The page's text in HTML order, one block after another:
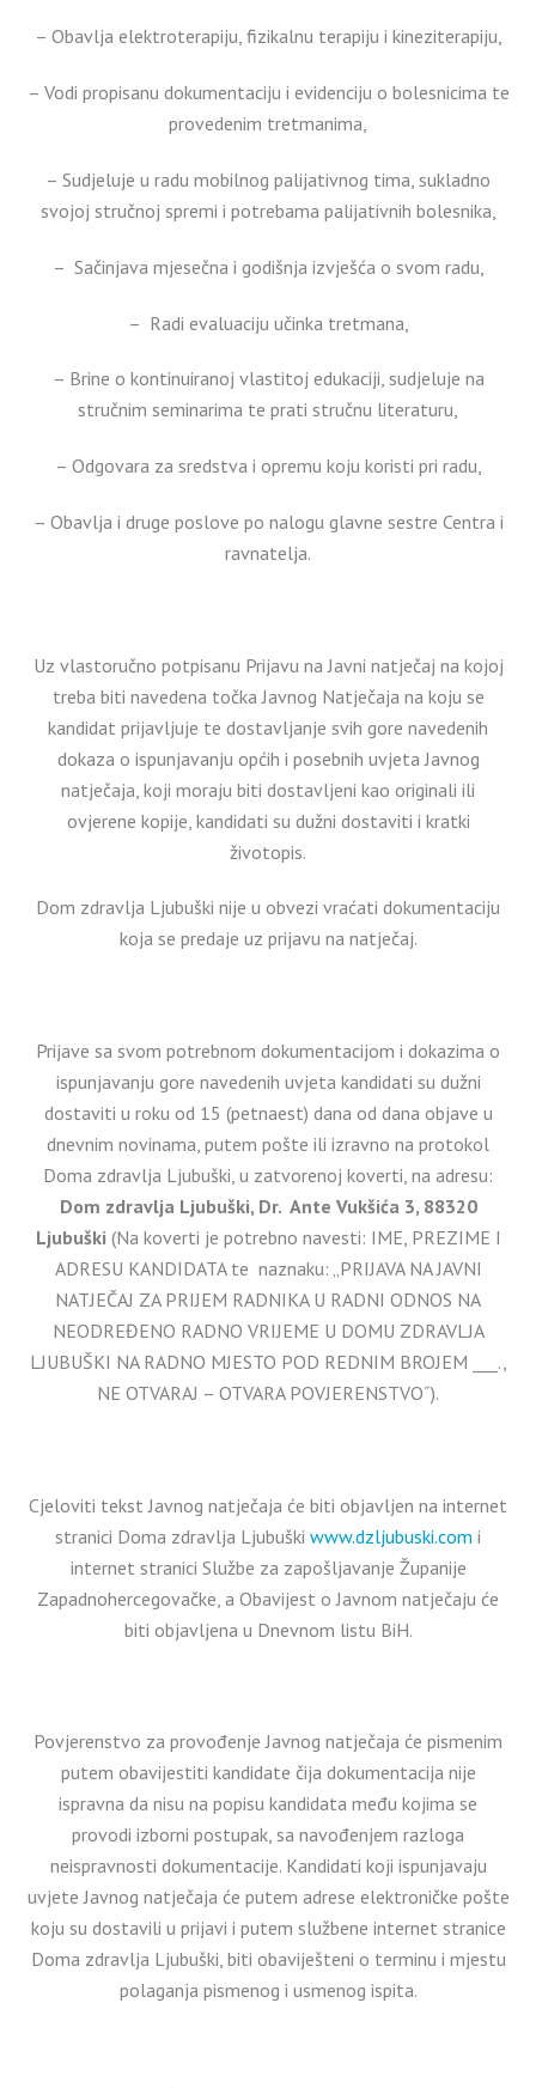
– Obavlja elektroterapiju, fizikalnu terapiju i kineziterapiju,
– Vodi propisanu dokumentaciju i evidenciju o bolesnicima te
provedenim tretmanima,
– Sudjeluje u radu mobilnog palijativnog tima, sukladno
svojoj stručnoj spremi i potrebama palijativnih bolesnika,
– Sačinjava mjesečna i godišnja izvješća o svom radu,
– Radi evaluaciju učinka tretmana,
– Brine o kontinuiranoj vlastitoj edukaciji, sudjeluje na
stručnim seminarima te prati stručnu literaturu,
– Odgovara za sredstva i opremu koju koristi pri radu,
– Obavlja i druge poslove po nalogu glavne sestre Centra i
ravnatelja.
Uz vlastoručno potpisanu Prijavu na Javni natječaj na kojoj
treba biti navedena točka Javnog Natječaja na koju se
kandidat prijavljuje te dostavljanje svih gore navedenih
dokaza o ispunjavanju općih i posebnih uvjeta Javnog
natječaja, koji moraju biti dostavljeni kao originali ili
ovjerene kopije, kandidati su dužni dostaviti i kratki
životopis.
Dom zdravlja Ljubuški nije u obvezi vraćati dokumentaciju
koja se predaje uz prijavu na natječaj.
Prijave sa svom potrebnom dokumentacijom i dokazima o
ispunjavanju gore navedenih uvjeta kandidati su dužni
dostaviti u roku od 15 (petnaest) dana od dana objave u
dnevnim novinama, putem pošte ili izravno na protokol
Doma zdravlja Ljubuški, u zatvorenoj koverti, na adresu:
Dom zdravlja Ljubuški, Dr. Ante Vukšića 3, 88320
Ljubuški (Na koverti je potrebno navesti: IME, PREZIME I
ADRESU KANDIDATA te naznaku: „PRIJAVA NA JAVNI
NATJEČAJ ZA PRIJEM RADNIKA U RADNI ODNOS NA
NEODREĐENO RADNO VRIJEME U DOMU ZDRAVLJA
LJUBUŠKI NA RADNO MJESTO POD REDNIM BROJEM ___.,
NE OTVARAJ – OTVARA POVJERENSTVO˝).
Cjeloviti tekst Javnog natječaja će biti objavljen na internet
stranici Doma zdravlja Ljubuški www.dzljubuski.com i
internet stranici Službe za zapošljavanje Županije
Zapadnohercegovačke, a Obavijest o Javnom natječaju će
biti objavljena u Dnevnom listu BiH.
Povjerenstvo za provođenje Javnog natječaja će pismenim
putem obavijestiti kandidate čija dokumentacija nije
ispravna da nisu na popisu kandidata među kojima se
provodi izborni postupak, sa navođenjem razloga
neispravnosti dokumentacije. Kandidati koji ispunjavaju
uvjete Javnog natječaja će putem adrese elektroničke pošte
koju su dostavili u prijavi i putem službene internet stranice
Doma zdravlja Ljubuški, biti obaviješteni o terminu i mjestu
polaganja pismenog i usmenog ispita.